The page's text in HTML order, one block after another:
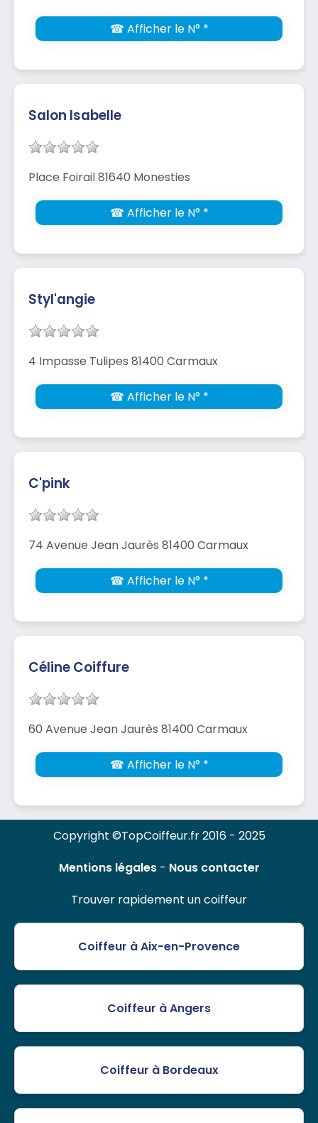
☎ Afficher le N° *
Salon Isabelle
Place Foirail 81640 Monesties
☎ Afficher le N° *
Styl'angie
4 Impasse Tulipes 81400 Carmaux
☎ Afficher le N° *
C'pink
74 Avenue Jean Jaurès 81400 Carmaux
☎ Afficher le N° *
Céline Coiffure
60 Avenue Jean Jaurès 81400 Carmaux
☎ Afficher le N° *
Copyright ©TopCoiffeur.fr 2016 - 2025
Mentions légales- Nous contacter
Trouver rapidement un coiffeur
Coiffeur à Aix-en-Provence
Coiffeur à Angers
Coiffeur à Bordeaux